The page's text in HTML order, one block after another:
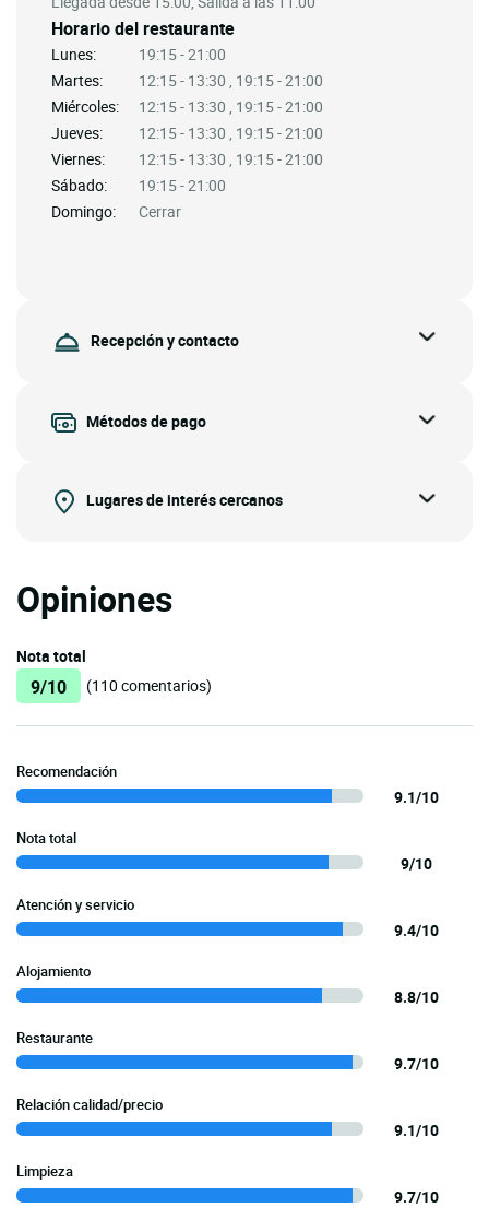
Horario del restaurante
Lunes:
19:15 - 21:00
Martes:
12:15 - 13:30 , 19:15 - 21:00
Miércoles:
12:15 - 13:30 , 19:15 - 21:00
Jueves:
12:15 - 13:30 , 19:15 - 21:00
Viernes:
12:15 - 13:30 , 19:15 - 21:00
Sábado:
19:15 - 21:00
Domingo:
Cerrar
Recepción y contacto
Métodos de pago
Lugares de interés cercanos
Opiniones
Nota total
9/10 (110 comentarios)
Recomendación
9.1/10
Nota total
9/10
Atención y servicio
9.4/10
Alojamiento
8.8/10
Restaurante
9.7/10
Relación calidad/precio
9.1/10
Limpieza
9.7/10